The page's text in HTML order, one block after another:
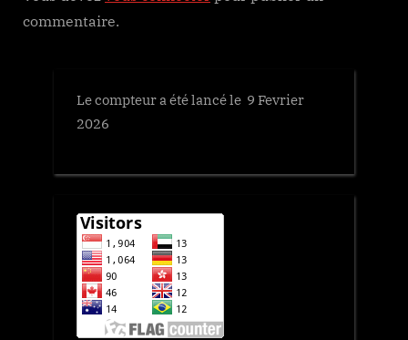
:
commentaire.
Le compteur a été lancé le 9 Fevrier
2026